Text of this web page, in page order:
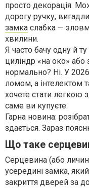
просто декорація.
дорогу ручку,
замка слабка —
хвилини.
Я часто бачу одну й
циліндр «на око»
нормально? Ні. У
ломом, а інтелектом
хочете стати легкою
саме ви купуєте.
Гарна новина:
здається. Зараз
Що таке
Серцевина (або
усередині замка,
закриття дверей за